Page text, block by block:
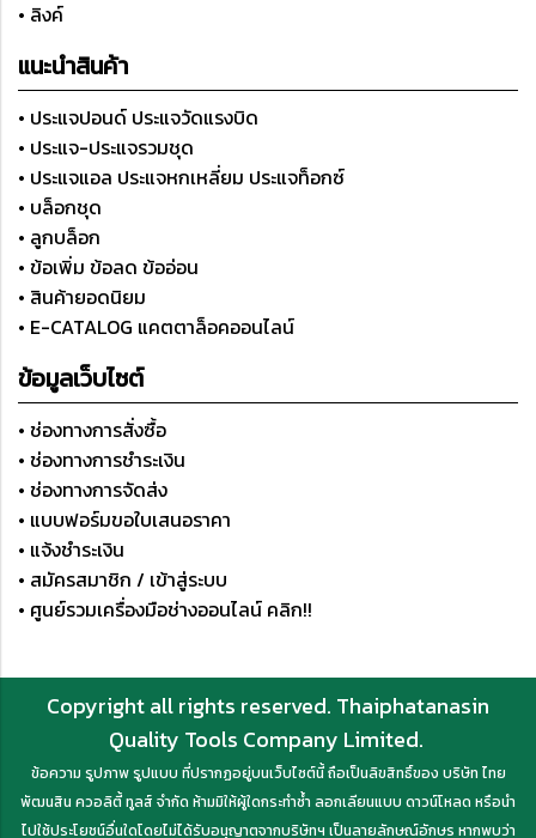
• ลิงค์
แนะนำสินค้า
• ประแจปอนด์ ประแจวัดแรงบิด
• ประแจ-ประแจรวมชุด
• ประแจแอล ประแจหกเหลี่ยม ประแจท็อกซ์
• บล็อกชุด
• ลูกบล็อก
• ข้อเพิ่ม ข้อลด ข้ออ่อน
• สินค้ายอดนิยม
• E-CATALOG แคตตาล็อคออนไลน์
ข้อมูลเว็บไซต์
• ช่องทางการสั่งซื้อ
• ช่องทางการชำระเงิน
• ช่องทางการจัดส่ง
• แบบฟอร์มขอใบเสนอราคา
• แจ้งชำระเงิน
• สมัครสมาชิก / เข้าสู่ระบบ
• ศูนย์รวมเครื่องมือช่างออนไลน์ คลิก!!
Copyright all rights reserved. Thaiphatanasin
Quality Tools Company Limited.
ข้อความ รูปภาพ รูปแบบ ที่ปรากฏอยู่บนเว็บไซต์นี้ ถือเป็นลิขสิทธิ์ของ บริษัท ไทย
พัฒนสิน ควอลิตี้ ทูลส์ จำกัด ห้ามมิให้ผู้ใดกระทำซ้ำ ลอกเลียนแบบ ดาวน์โหลด หรือนำ
ไปใช้ประโยชน์อื่นใดโดยไม่ได้รับอนุญาตจากบริษัทฯ เป็นลายลักษณ์อักษร หากพบว่า